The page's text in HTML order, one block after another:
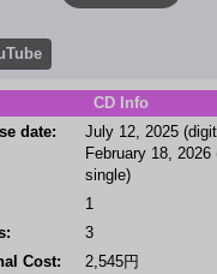
CD Info
date:
July 12, 2025
February 18, 2026
single)
1
3
Cost:
2,545円